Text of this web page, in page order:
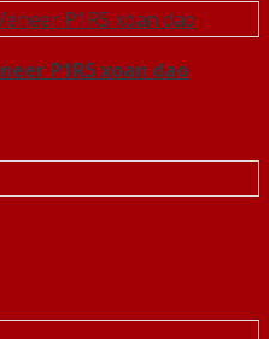
P1R5 xoan dao